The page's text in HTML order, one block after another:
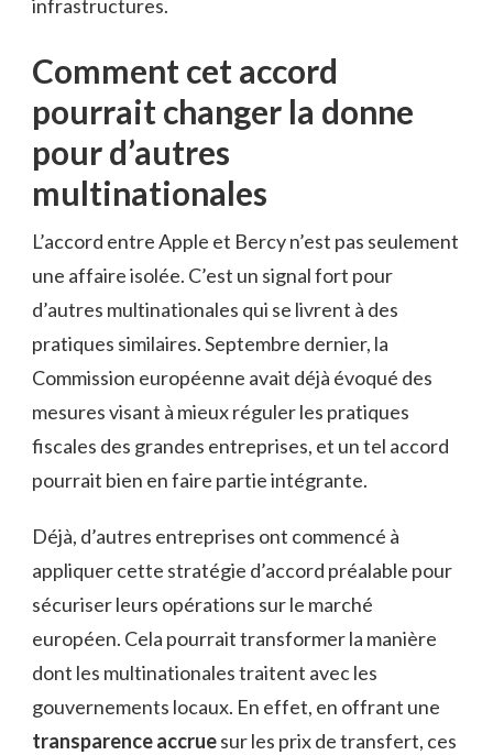
infrastructures.
Comment cet accord
pourrait changer la donne
pour d’autres
multinationales
L’accord entre Apple et Bercy n’est pas seulement
une affaire isolée. C’est un signal fort pour
d’autres multinationales qui se livrent à des
pratiques similaires. Septembre dernier, la
Commission européenne avait déjà évoqué des
mesures visant à mieux réguler les pratiques
fiscales des grandes entreprises, et un tel accord
pourrait bien en faire partie intégrante.
Déjà, d’autres entreprises ont commencé à
appliquer cette stratégie d’accord préalable pour
sécuriser leurs opérations sur le marché
européen. Cela pourrait transformer la manière
dont les multinationales traitent avec les
gouvernements locaux. En effet, en offrant une
transparence accruesur les prix de transfert, ces